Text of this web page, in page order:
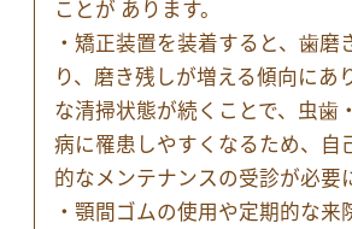
ことが あります。
・矯正装置を装着すると、歯磨
り、磨き残しが増える傾向にあ
な清掃状態が続くことで、虫歯
病に罹患しやすくなるため、自
的なメンテナンスの受診が必要
・顎間ゴムの使用や定期的な来